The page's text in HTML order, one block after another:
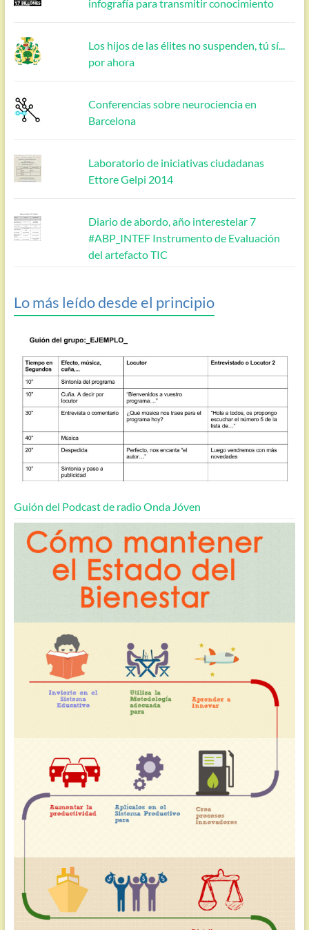
infografía para transmitir conocimiento
Los hijos de las élites no suspenden, tú sí...
por ahora
Conferencias sobre neurociencia en
Barcelona
Laboratorio de iniciativas ciudadanas
Ettore Gelpi 2014
Diario de abordo, año interestelar 7
#ABP_INTEF Instrumento de Evaluación
del artefacto TIC
Lo más leído desde el principio
Guión del Podcast de radio Onda Jóven